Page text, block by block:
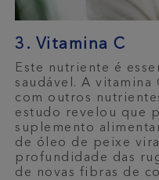
3. Vitamina C
Este nutriente é
saudável. A vitamina
com outros
estudo revelou que
suplemento
de óleo de peixe
profundidade das
de novas fibras de